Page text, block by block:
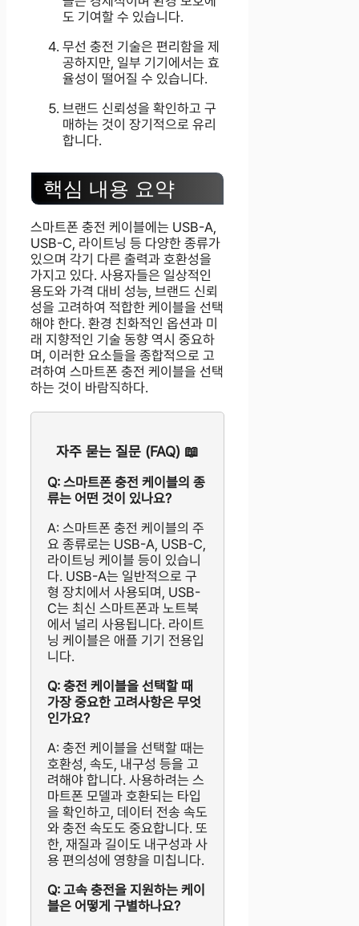
도 기여할 수 있습니다.
무선 충전 기술은 편리함을 제
공하지만, 일부 기기에서는 효
율성이 떨어질 수 있습니다.
브랜드 신뢰성을 확인하고 구
매하는 것이 장기적으로 유리
합니다.
핵심 내용 요약
스마트폰 충전 케이블에는 USB-A,
USB-C, 라이트닝 등 다양한 종류가
있으며 각기 다른 출력과 호환성을
가지고 있다. 사용자들은 일상적인
용도와 가격 대비 성능, 브랜드 신뢰
성을 고려하여 적합한 케이블을 선택
해야 한다. 환경 친화적인 옵션과 미
래 지향적인 기술 동향 역시 중요하
며, 이러한 요소들을 종합적으로 고
려하여 스마트폰 충전 케이블을 선택
하는 것이 바람직하다.
자주 묻는 질문 (FAQ) 📖
Q: 스마트폰 충전 케이블의 종
류는 어떤 것이 있나요?
A: 스마트폰 충전 케이블의 주
요 종류로는 USB-A, USB-C,
라이트닝 케이블 등이 있습니
다. USB-A는 일반적으로 구
형 장치에서 사용되며, USB-
C는 최신 스마트폰과 노트북
에서 널리 사용됩니다. 라이트
닝 케이블은 애플 기기 전용입
니다.
Q: 충전 케이블을 선택할 때
가장 중요한 고려사항은 무엇
인가요?
A: 충전 케이블을 선택할 때는
호환성, 속도, 내구성 등을 고
려해야 합니다. 사용하려는 스
마트폰 모델과 호환되는 타입
을 확인하고, 데이터 전송 속도
와 충전 속도도 중요합니다. 또
한, 재질과 길이도 내구성과 사
용 편의성에 영향을 미칩니다.
Q: 고속 충전을 지원하는 케이
블은 어떻게 구별하나요?